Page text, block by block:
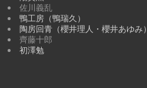
佐川義乱
鴨工房（鴨瑞久）
陶房回青（櫻井理人・櫻井あゆみ）
齊藤十郎
初澤勉